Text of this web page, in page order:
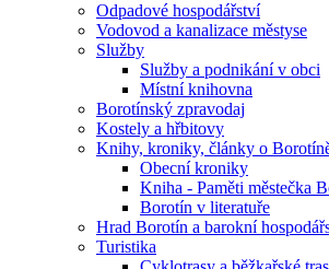
Odpadové hospodářství
Vodovod a kanalizace městyse
Služby
Služby a podnikání v obci
Místní knihovna
Borotínský zpravodaj
Kostely a hřbitovy
Knihy, kroniky, články o
Obecní kroniky
Kniha - Paměti městečka
Borotín v literatuře
Hrad Borotín a barokní
Turistika